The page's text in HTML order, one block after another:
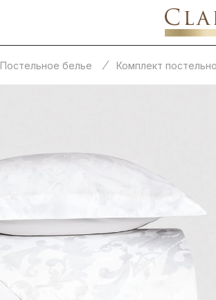
Постельное белье Комплект